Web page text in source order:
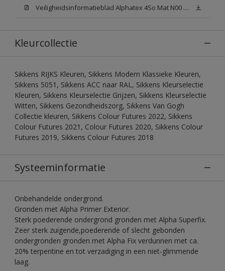
Veiligheidsinformatieblad Alphatex 4So Mat N00 (MSDS)
Kleurcollectie
Sikkens RIJKS Kleuren, Sikkens Modern Klassieke Kleuren,
Sikkens 5051, Sikkens ACC naar RAL, Sikkens Kleurselectie
Kleuren, Sikkens Kleurselectie Grijzen, Sikkens Kleurselectie
Witten, Sikkens Gezondheidszorg, Sikkens Van Gogh
Collectie kleuren, Sikkens Colour Futures 2022, Sikkens
Colour Futures 2021, Colour Futures 2020, Sikkens Colour
Futures 2019, Sikkens Colour Futures 2018
Systeeminformatie
Onbehandelde ondergrond.
Gronden met Alpha Primer Exterior.
Sterk poederende ondergrond gronden met Alpha Superfix.
Zeer sterk zuigende,poederende of slecht gebonden
ondergronden gronden met Alpha Fix verdunnen met ca.
20% terpentine en tot verzadiging in een niet-glimmende
laag.